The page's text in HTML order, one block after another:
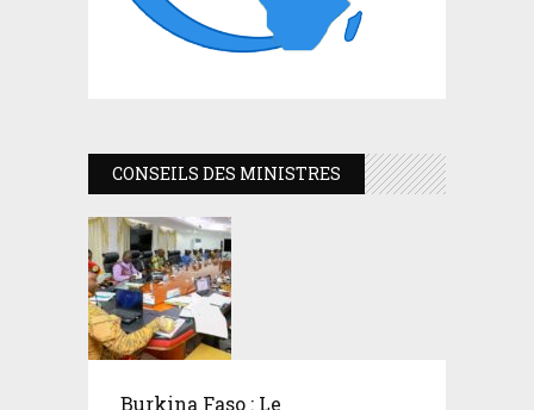
CONSEILS DES MINISTRES
Burkina Faso : Le